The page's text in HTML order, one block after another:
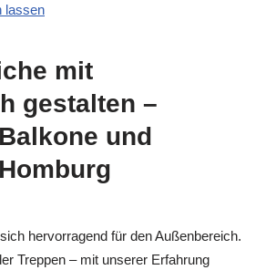
lassen
mit
gestalten –
und
hervorragend für den Außenbereich.
Treppen – mit unserer Erfahrung